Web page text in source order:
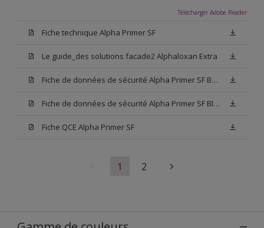
Télécharger Adobe Reader
Fiche technique Alpha Primer SF
Le guide_des solutions facade2 Alphaloxan Extra
Fiche de données de sécurité Alpha Primer SF Base W05
Fiche de données de sécurité Alpha Primer SF Blanc
Fiche QCE Alpha Primer SF
1 2